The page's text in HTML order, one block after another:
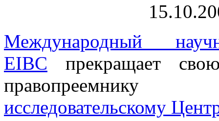
Международный
EIBC прекращает
исследовательскому